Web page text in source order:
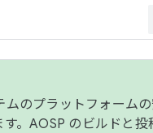
のプラットフォームの
。AOSP のビルドと投